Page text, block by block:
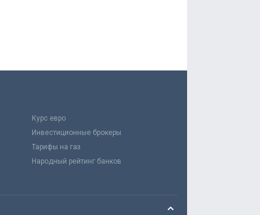
Курс евро
Инвестиционные брокеры
Тарифы на газ
Народный рейтинг банков